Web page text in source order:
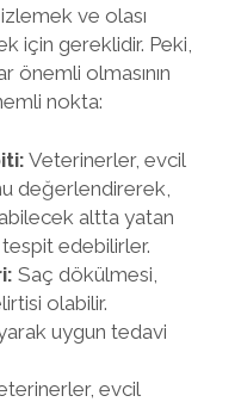
ve olası
için gereklidir. Peki,
önemli olmasının
nokta:
Veterinerler, evcil
değerlendirerek,
altta yatan
tespit edebilirler.
Saç dökülmesi,
olabilir.
uygun tedavi
evcil